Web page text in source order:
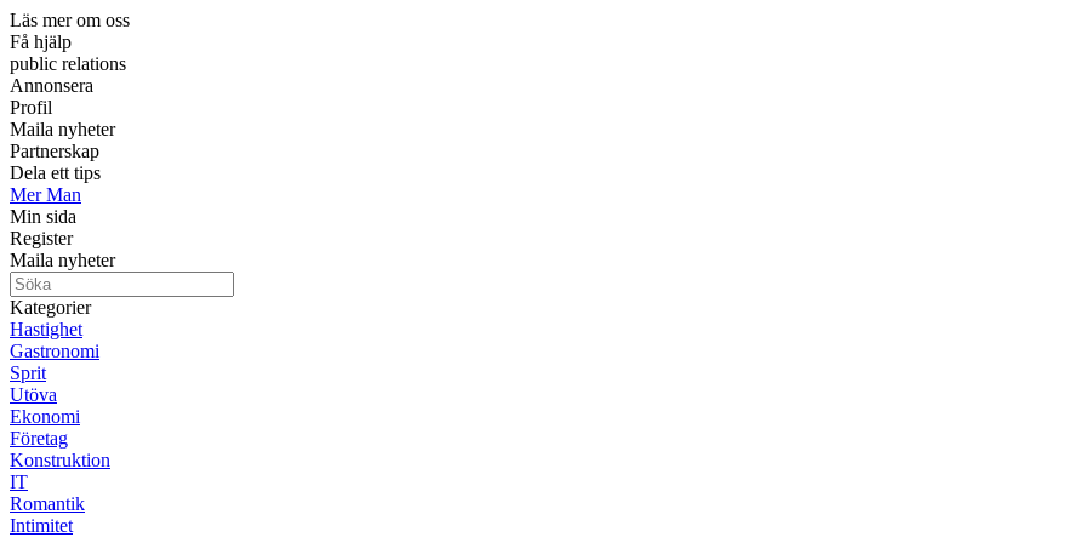
Läs mer om oss
Få hjälp
public relations
Annonsera
Profil
Maila nyheter
Partnerskap
Dela ett tips
Mer Man
Min sida
Register
Maila nyheter
Kategorier
Hastighet
Gastronomi
Sprit
Utöva
Ekonomi
Företag
Konstruktion
IT
Romantik
Intimitet